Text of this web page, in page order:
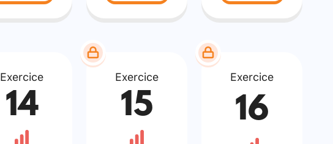
Exercice
14
Exercice
15
Exercice
16